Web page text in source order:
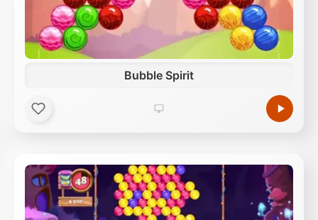
Bubble Spirit